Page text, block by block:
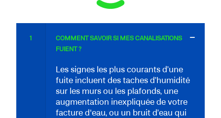
1
COMMENT SAVOIR SI MES CANALISATIONS
FUIENT ?
Les signes les plus courants d’une
fuite incluent des taches d’humidité
sur les murs ou les plafonds, une
augmentation inexpliquée de votre
facture d'eau, ou un bruit d’eau qui